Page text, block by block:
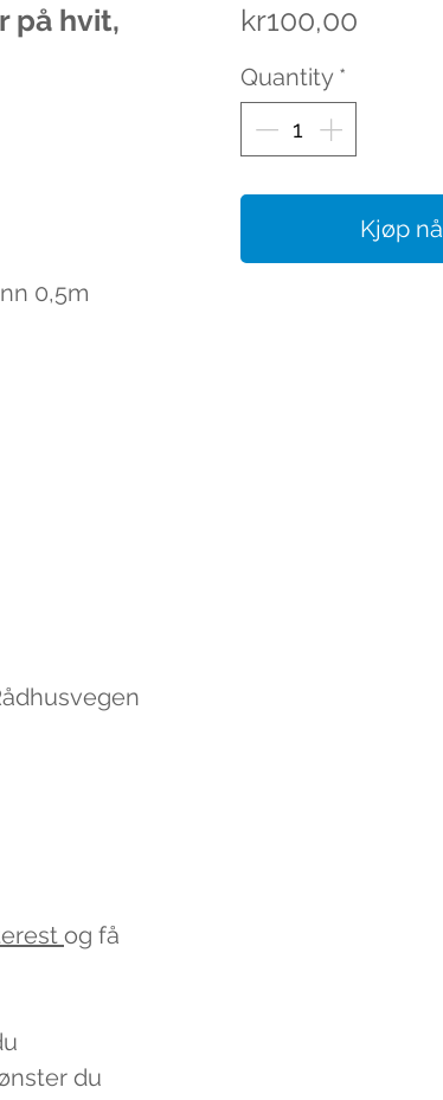
på hvit,
0,5m
og få
du
kr100,00Price
Quantity *
Kjøp nå